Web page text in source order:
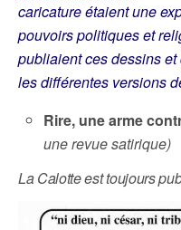
caricature étaient une
pouvoirs politiques et
publiaient ces dessins
les différentes versions
Rire, une arme
une revue satirique)
La Calotte est toujours